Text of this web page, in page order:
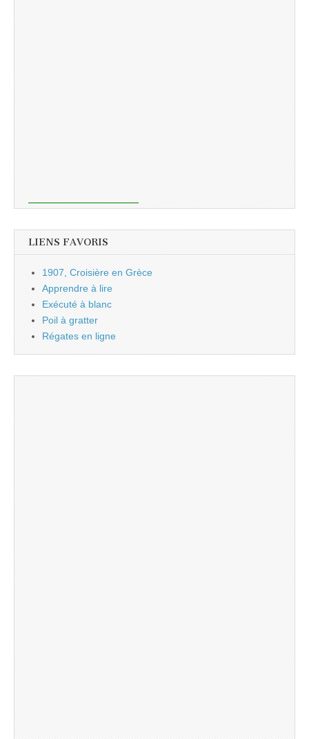
LIENS FAVORIS
1907, Croisière en Grèce
Apprendre à lire
Exécuté à blanc
Poil à gratter
Régates en ligne